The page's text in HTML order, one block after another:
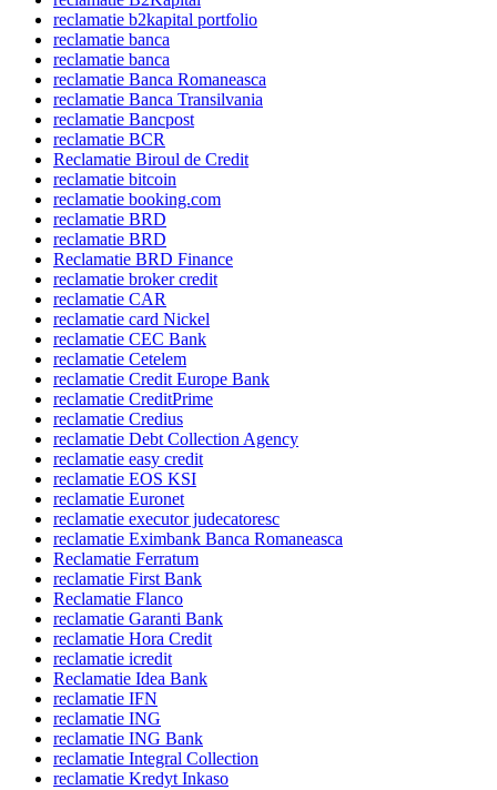
reclamatie b2kapital portfolio
reclamatie banca
reclamatie banca
reclamatie Banca Romaneasca
reclamatie Banca Transilvania
reclamatie Bancpost
reclamatie BCR
Reclamatie Biroul de Credit
reclamatie bitcoin
reclamatie booking.com
reclamatie BRD
reclamatie BRD
Reclamatie BRD Finance
reclamatie broker credit
reclamatie CAR
reclamatie card Nickel
reclamatie CEC Bank
reclamatie Cetelem
reclamatie Credit Europe Bank
reclamatie CreditPrime
reclamatie Credius
reclamatie Debt Collection Agency
reclamatie easy credit
reclamatie EOS KSI
reclamatie Euronet
reclamatie executor judecatoresc
reclamatie Eximbank Banca Romaneasca
Reclamatie Ferratum
reclamatie First Bank
Reclamatie Flanco
reclamatie Garanti Bank
reclamatie Hora Credit
reclamatie icredit
Reclamatie Idea Bank
reclamatie IFN
reclamatie ING
reclamatie ING Bank
reclamatie Integral Collection
reclamatie Kredyt Inkaso